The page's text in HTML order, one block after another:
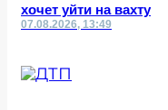
хочет уйти на вахту
07.08.2026, 13:49